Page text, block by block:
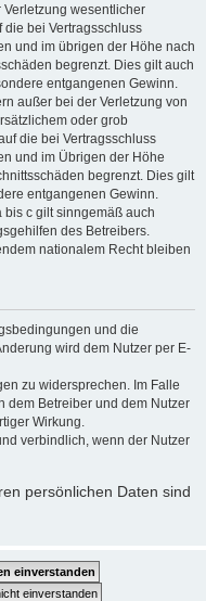
wesentlicher
bei Vertragsschluss
und im übrigen der Höhe nach
begrenzt. Dies gilt auch
entgangenen Gewinn.
außer bei der Verletzung von
oder grob
die bei Vertragsschluss
und im Übrigen der Höhe
begrenzt. Dies gilt
entgangenen Gewinn.
bis c gilt sinngemäß auch
des Betreibers.
nationalem Recht bleiben
und die
wird dem Nutzer per E-
zu widersprechen. Im Falle
dem Betreiber und dem Nutzer
Wirkung.
verbindlich, wenn der Nutzer
persönlichen Daten sind